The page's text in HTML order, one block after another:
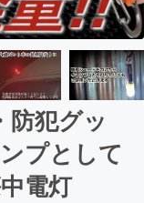
防犯グッ
プとして
電灯